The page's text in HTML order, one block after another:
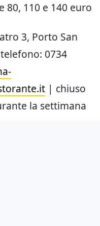
80, 110 e 140 euro
3, Porto San
0734
| chiuso
la settimana